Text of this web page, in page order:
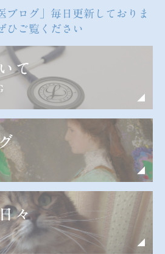
ブログ」毎日更新しておりま
ひご覧ください